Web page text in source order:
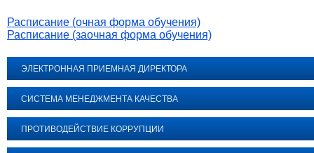
Расписание (очная форма обучения)
Расписание (заочная форма обучения)
ЭЛЕКТРОННАЯ ПРИЕМНАЯ ДИРЕКТОРА
СИСТЕМА МЕНЕДЖМЕНТА КАЧЕСТВА
ПРОТИВОДЕЙСТВИЕ КОРРУПЦИИ